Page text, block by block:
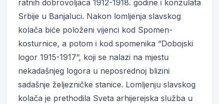
ratnih dobrovoljaca 1912-1918. godine i konzulata
Srbije u Banjaluci. Nakon lomljenja slavskog
kolača biće položeni vijenci kod Spomen-
kosturnice, a potom i kod spomenika “Dobojski
logor 1915-1917”, koji se nalazi na mjestu
nekadašnjeg logora u neposrednoj blizini
sadašnje željezničke stanice. Lomljenju slavskog
kolača je prethodila Sveta arhijerejska služba u